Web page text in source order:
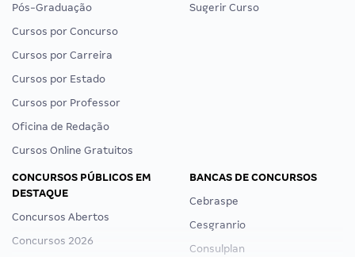
Pós-Graduação
Cursos por Concurso
Cursos por Carreira
Cursos por Estado
Cursos por Professor
Oficina de Redação
Cursos Online Gratuitos
Sugerir Curso
CONCURSOS PÚBLICOS EM
DESTAQUE
Concursos Abertos
Concursos 2026
BANCAS DE CONCURSOS
Cebraspe
Cesgranrio
Consulplan